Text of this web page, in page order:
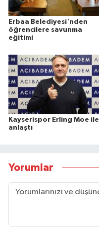
Erbaa Belediyesi'nden
öğrencilere savunma
eğitimi
Kayserispor Erling Moe ile
anlaştı
Yorumlar